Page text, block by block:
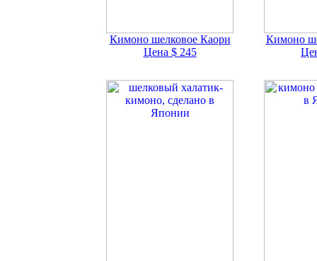
Кимоно шелковое Каори
Цена $ 245
Кимоно